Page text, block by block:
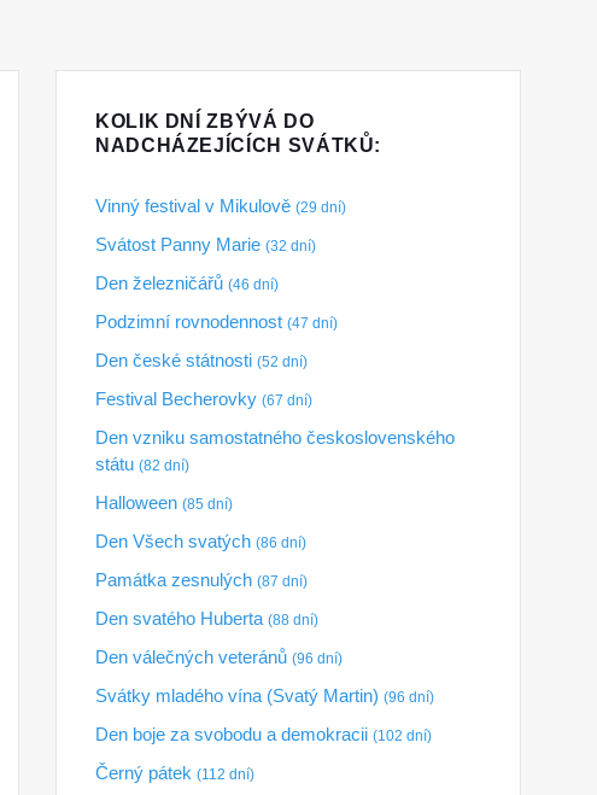
KOLIK DNÍ ZBÝVÁ DO
NADCHÁZEJÍCÍCH SVÁTKŮ:
Vinný festival v Mikulově (29 dní)
Svátost Panny Marie (32 dní)
Den železničářů (46 dní)
Podzimní rovnodennost (47 dní)
Den české státnosti (52 dní)
Festival Becherovky (67 dní)
Den vzniku samostatného československého
státu (82 dní)
Halloween (85 dní)
Den Všech svatých (86 dní)
Památka zesnulých (87 dní)
Den svatého Huberta (88 dní)
Den válečných veteránů (96 dní)
Svátky mladého vína (Svatý Martin) (96 dní)
Den boje za svobodu a demokracii (102 dní)
Černý pátek (112 dní)